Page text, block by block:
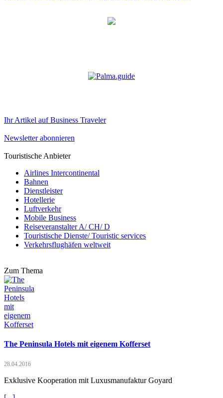
Ihr Artikel auf Business Traveler
Newsletter abonnieren
Touristische Anbieter
Airlines Intercontinental
Bahnen
Dienstleister
Hotellerie
Luftverkehr
Mobile Business
Reiseveranstalter A/ CH/ D
Touristische Dienste/ Touristic services
Verkehrsflughäfen weltweit
Zum Thema
The Peninsula Hotels mit eigenem Kofferset
28.04.2016
Exklusive Kooperation mit Luxusmanufaktur Goyard